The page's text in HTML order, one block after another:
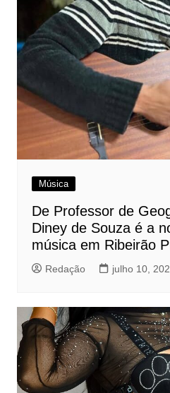
Música
De Professor de
Diney de Souza é a
música em Ribeirão
Redação julho 10,